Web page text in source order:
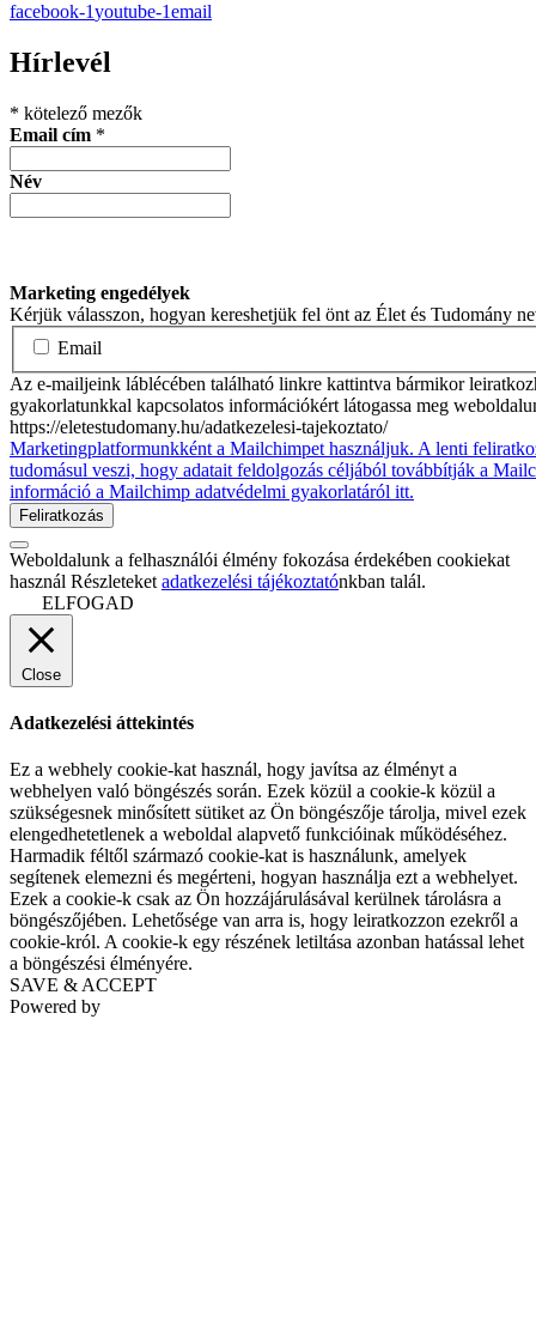
facebook-1youtube-1email
Hírlevél
* kötelező mezők
Email cím *
Név
Marketing engedélyek
Kérjük válasszon, hogyan kereshetjük fel önt az Élet és Tudomány
Email
Az e-mailjeink láblécében található linkre kattintva bármikor
gyakorlatunkkal kapcsolatos információkért látogassa meg
https://eletestudomany.hu/adatkezelesi-tajekoztato/
Marketingplatformunkként a Mailchimpet használjuk. A lenti
tudomásul veszi, hogy adatait feldolgozás céljából továbbítják a
információ a Mailchimp adatvédelmi gyakorlatáról itt.
Weboldalunk a felhasználói élmény fokozása érdekében cookiekat
használ Részleteket adatkezelési tájékoztatónkban talál.
ELFOGAD
Close
Adatkezelési áttekintés
Ez a webhely cookie-kat használ, hogy javítsa az élményt a
webhelyen való böngészés során. Ezek közül a cookie-k közül a
szükségesnek minősített sütiket az Ön böngészője tárolja, mivel ezek
elengedhetetlenek a weboldal alapvető funkcióinak működéséhez.
Harmadik féltől származó cookie-kat is használunk, amelyek
segítenek elemezni és megérteni, hogyan használja ezt a webhelyet.
Ezek a cookie-k csak az Ön hozzájárulásával kerülnek tárolásra a
böngészőjében. Lehetősége van arra is, hogy leiratkozzon ezekről a
cookie-król. A cookie-k egy részének letiltása azonban hatással lehet
a böngészési élményére.
SAVE & ACCEPT
Powered by